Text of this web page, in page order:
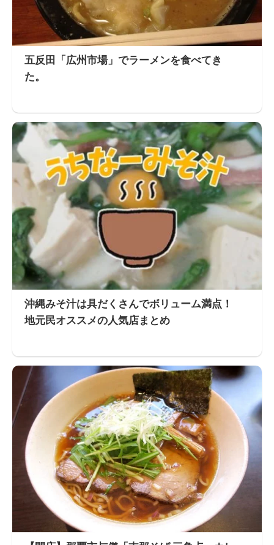
五反田「広州市場」でラーメンを食べてき
た。
沖縄みそ汁は具だくさんでボリューム満点！
地元民オススメの人気店まとめ